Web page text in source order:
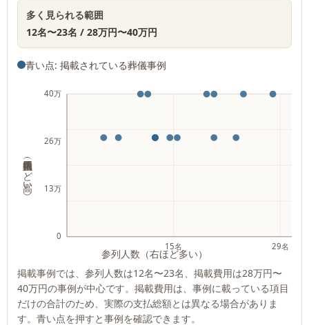
多く見られる範囲
12名〜23名 / 28万円〜40万円
青い点: 掲載されている葬儀事例
掲載費用（上ほど高い）
参列人数（右ほど多い）
15名 29名
0
13万
26万
40万
掲載事例では、参列人数は12名〜23名、掲載費用は28万円〜
40万円の事例が中心です。掲載費用は、事例に載っている項目
だけの合計のため、実際の支払総額とは異なる場合がありま
す。青い点を押すと事例を確認できます。